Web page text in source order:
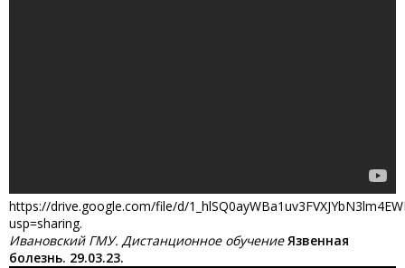
https://drive.google.com/file/d/
usp=sharing.
Ивановский ГМУ. Дистанционное обучение Язвенная
болезнь. 29.03.23.